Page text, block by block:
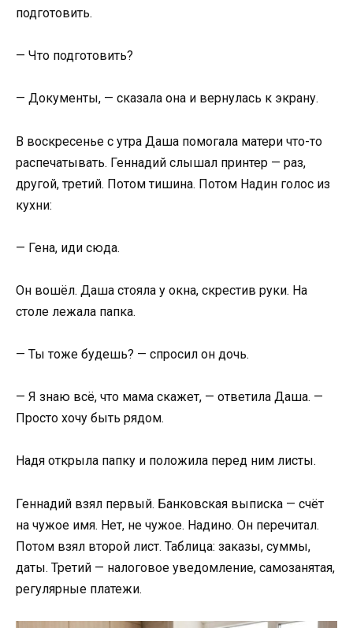
подготовить.
— Что подготовить?
— Документы, — сказала она и вернулась к экрану.
В воскресенье с утра Даша помогала матери что-то
распечатывать. Геннадий слышал принтер — раз,
другой, третий. Потом тишина. Потом Надин голос из
кухни:
— Гена, иди сюда.
Он вошёл. Даша стояла у окна, скрестив руки. На
столе лежала папка.
— Ты тоже будешь? — спросил он дочь.
— Я знаю всё, что мама скажет, — ответила Даша. —
Просто хочу быть рядом.
Надя открыла папку и положила перед ним листы.
Геннадий взял первый. Банковская выписка — счёт
на чужое имя. Нет, не чужое. Надино. Он перечитал.
Потом взял второй лист. Таблица: заказы, суммы,
даты. Третий — налоговое уведомление, самозанятая,
регулярные платежи.